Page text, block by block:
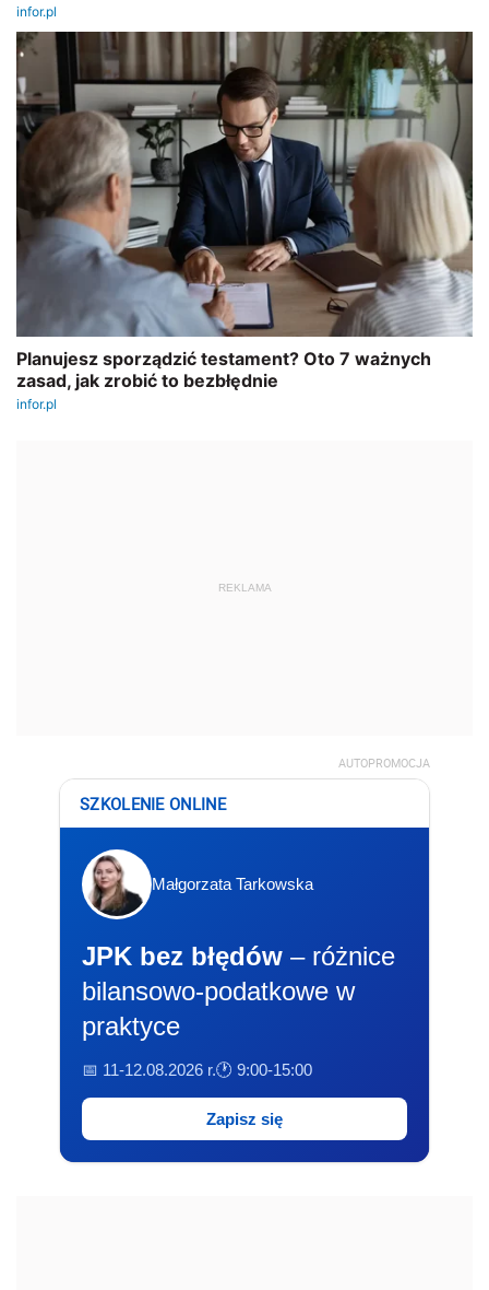
REKLAMA
AUTOPROMOCJA
SZKOLENIE ONLINE
Małgorzata Tarkowska
JPK bez błędów – różnice
bilansowo-podatkowe w
praktyce
📅 11-12.08.2026 r.🕐 9:00-15:00
Zapisz się